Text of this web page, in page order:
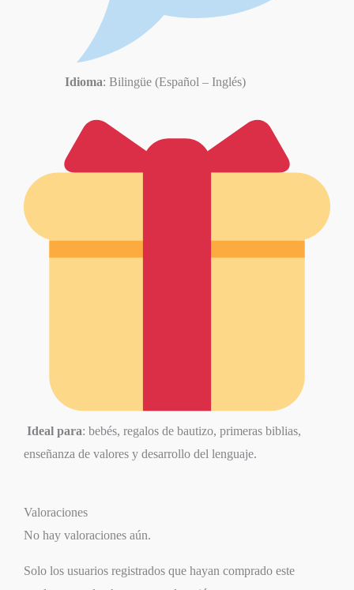
Idioma: Bilingüe (Español – Inglés)
Ideal para: bebés, regalos de bautizo, primeras biblias,
enseñanza de valores y desarrollo del lenguaje.
Valoraciones
No hay valoraciones aún.
Solo los usuarios registrados que hayan comprado este